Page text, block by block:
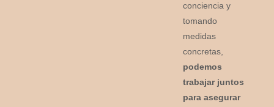
conciencia y
tomando
medidas
concretas,
podemos
trabajar juntos
para asegurar